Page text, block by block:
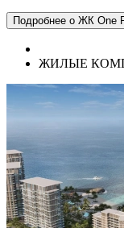
Подробнее о ЖК One
ЖИЛЫЕ